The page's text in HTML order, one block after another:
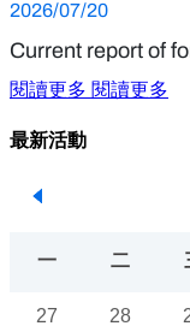
閱讀更多 閱讀更多
最新活動